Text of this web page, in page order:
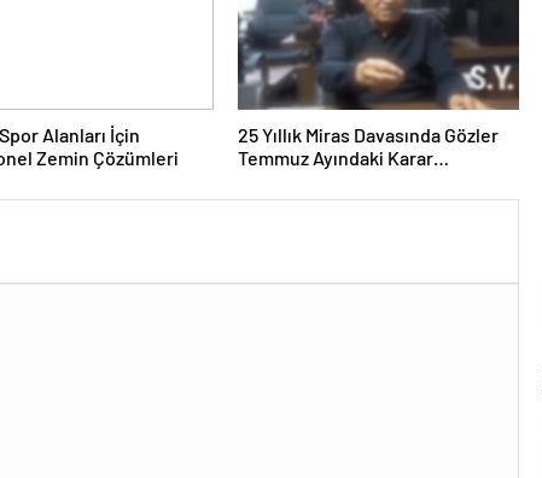
Alanları İçin
Zemin Çözümleri
25 Yıllık Miras Davasında Gözler
Temmuz Ayındaki Karar